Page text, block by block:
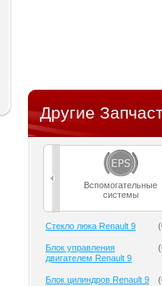
Другие
Вспомогательные
системы
Cтекло люка Renault 9 (
Блок управления
двигателем Renault 9
(
Блок цилиндров Renault 9 (